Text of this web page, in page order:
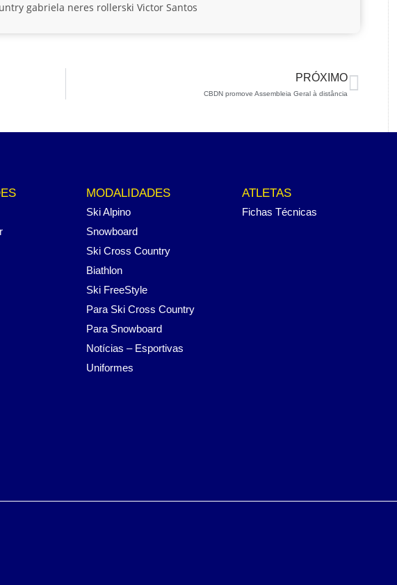
gabriela neres rollerski Victor Santos
PRÓXIMO
CBDN promove Assembleia Geral à distância
MODALIDADES
Ski Alpino
Snowboard
Ski Cross Country
Biathlon
Ski FreeStyle
Para Ski Cross Country
Para Snowboard
Notícias – Esportivas
Uniformes
ATLETAS
Fichas Técnicas